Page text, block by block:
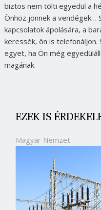
biztos nem tölti egyedül a
Önhöz jönnek a vendégek…
kapcsolatok ápolására, a
keressék, ön is telefonáljon.
egyet, ha Ön még
magának.
EZEK IS
Magyar Nemzet